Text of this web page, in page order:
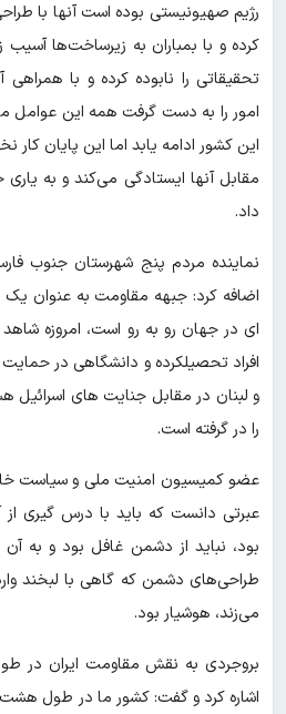
رژیم صهیونیستی بوده است آنها با
کرده و با بمباران به زیرساخت‌ها آسیب
تحقیقاتی را نابوده کرده و با
امور را به دست گرفت همه این
این کشور ادامه یابد اما این پایان
مقابل آنها ایستادگی می‌کند و به
داد.
نماینده مردم پنج شهرستان جنوب
اضافه کرد: جبهه مقاومت به عنوان
ای در جهان رو به رو است، امروزه
افراد تحصیلکرده و دانشگاهی در
و لبنان در مقابل جنایت های اسرائیل
را در گرفته است.
عضو کمیسیون امنیت ملی و سیاست
عبرتی دانست که باید با درس گیری
بود، نباید از دشمن غافل بود و به آن
طراحی‌های دشمن که گاهی با لبخند
می‌زند، هوشیار بود.
بروجردی به نقش مقاومت ایران
اشاره کرد و گفت: کشور ما در طول